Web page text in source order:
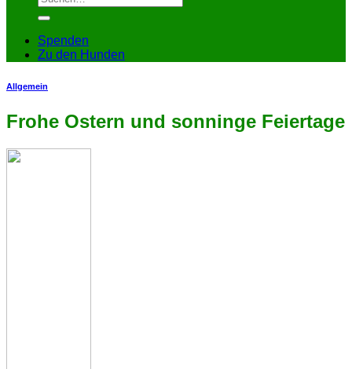
Spenden
Zu den Hunden
Allgemein
Frohe Ostern und sonninge Feiertage